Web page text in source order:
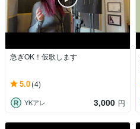
急ぎOK！仮歌します
5.0(4)
YKアレ 3,000 円